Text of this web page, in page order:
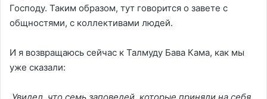
Господу. Таким образом, тут говорится о завете с
общностями, с коллективами людей.
И я возвращаюсь сейчас к Талмуду Бава Кама, как мы
уже сказали: